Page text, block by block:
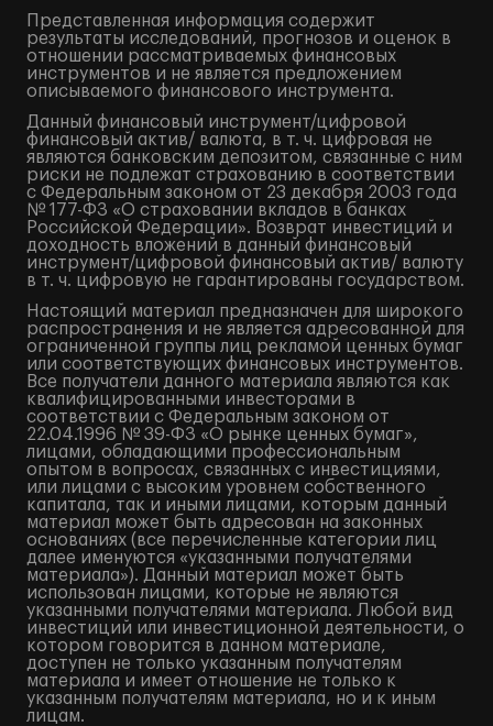
Представленная информация содержит
результаты исследований, прогнозов и оценок в
отношении рассматриваемых финансовых
инструментов и не является предложением
описываемого финансового инструмента.
Данный финансовый инструмент/цифровой
финансовый актив/ валюта, в т. ч. цифровая не
являются банковским депозитом, связанные с ним
риски не подлежат страхованию в соответствии
с Федеральным законом от 23 декабря 2003 года
№ 177-ФЗ «О страховании вкладов в банках
Российской Федерации». Возврат инвестиций и
доходность вложений в данный финансовый
инструмент/цифровой финансовый актив/ валюту
в т. ч. цифровую не гарантированы государством.
Настоящий материал предназначен для широкого
распространения и не является адресованной для
ограниченной группы лиц рекламой ценных бумаг
или соответствующих финансовых инструментов.
Все получатели данного материала являются как
квалифицированными инвесторами в
соответствии с Федеральным законом от
22.04.1996 № 39-ФЗ «О рынке ценных бумаг»,
лицами, обладающими профессиональным
опытом в вопросах, связанных с инвестициями,
или лицами с высоким уровнем собственного
капитала, так и иными лицами, которым данный
материал может быть адресован на законных
основаниях (все перечисленные категории лиц
далее именуются «указанными получателями
материала»). Данный материал может быть
использован лицами, которые не являются
указанными получателями материала. Любой вид
инвестиций или инвестиционной деятельности, о
котором говорится в данном материале,
доступен не только указанным получателям
материала и имеет отношение не только к
указанным получателям материала, но и к иным
лицам.